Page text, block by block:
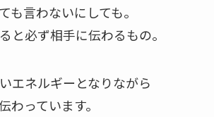
も言わないにしても。
と必ず相手に伝わるもの。
エネルギーとなりながら
わっています。